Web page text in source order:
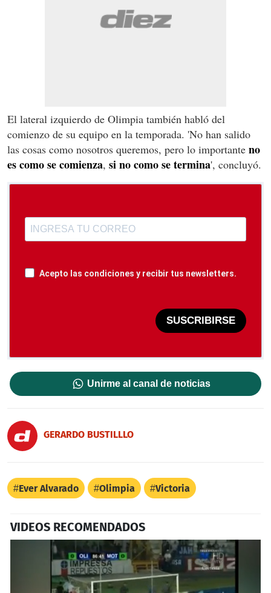
El lateral izquierdo de Olimpia también habló del
comienzo de su equipo en la temporada. 'No han salido
las cosas como nosotros queremos, pero lo importante no
es como se comienza, si no como se termina', concluyó.
Acepto las condiciones y recibir tus newsletters.
SUSCRIBIRSE
Unirme al canal de noticias
GERARDO BUSTILLLO
Ever Alvarado Olimpia Victoria
VIDEOS RECOMENDADOS